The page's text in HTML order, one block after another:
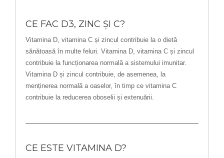
CE FAC D3, ZINC ȘI C?
Vitamina D, vitamina C și zincul contribuie la o dietă
sănătoasă în multe feluri. Vitamina D, vitamina C și zincul
contribuie la funcționarea normală a sistemului imunitar.
Vitamina D și zincul contribuie, de asemenea, la
menținerea normală a oaselor, în timp ce vitamina C
contribuie la reducerea oboselii și extenuării.
CE ESTE VITAMINA D?